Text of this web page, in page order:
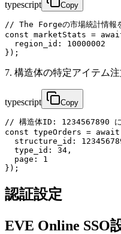
typescript Copy
// The Forgeの市場統計情報
const marketStats =
  region_id: 10000002
});
7. 構造体の特定アイテム注
typescript Copy
// 構造体ID: 1234567890 に
const typeOrders =
structure_id:
  type_id: 34,
  page: 1
});
認証設定
EVE Online SSO